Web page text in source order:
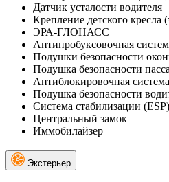
Датчик усталости водителя
Крепление детского кресла
ЭРА-ГЛОНАСС
Антипробуксовочная
Подушки безопасности
Подушка безопасности
Антиблокировочная
Подушка безопасности
Система стабилизации (ESP)
Центральный замок
Иммобилайзер
Экстерьер